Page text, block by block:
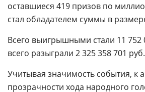
оставшиеся 419 призов по
стал обладателем суммы в
Всего выигрышными стали 11 752
всего разыграли 2 325 358 701 руб.
Учитывая значимость события, к
прозрачности хода народного